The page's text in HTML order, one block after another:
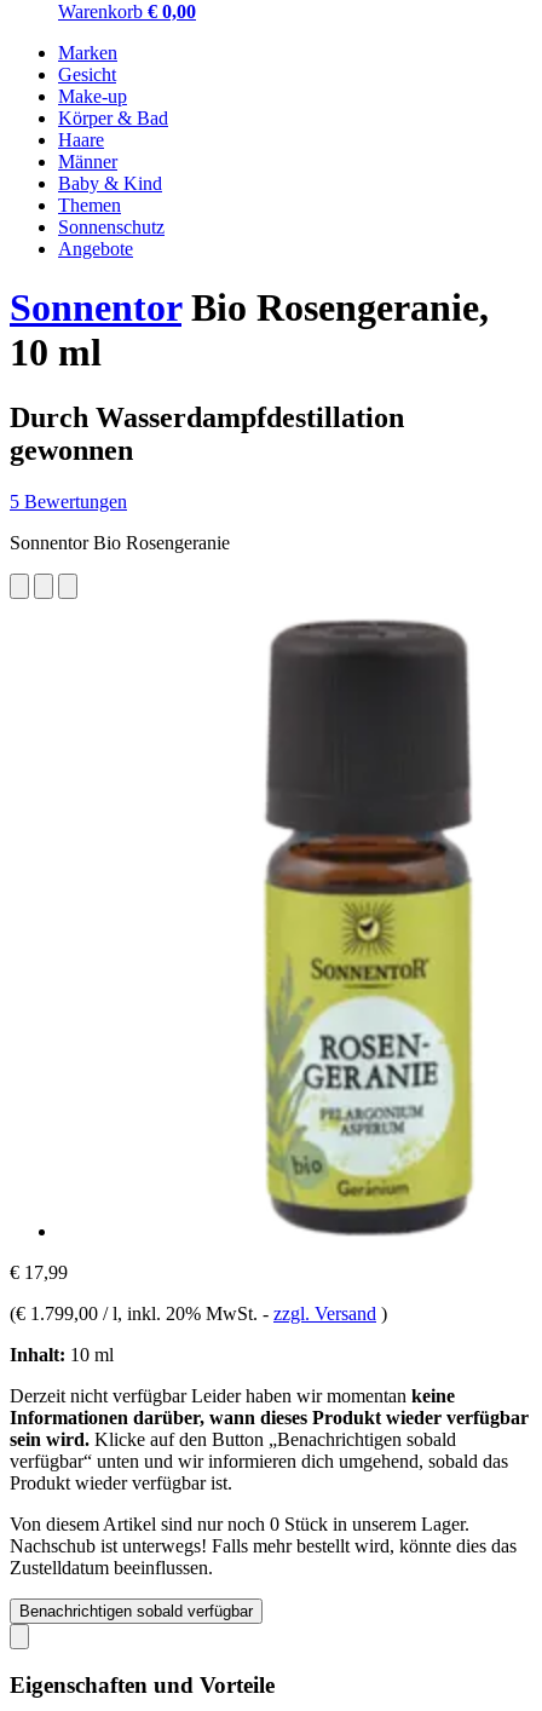
Warenkorb € 0,00
Marken
Gesicht
Make-up
Körper & Bad
Haare
Männer
Baby & Kind
Themen
Sonnenschutz
Angebote
SonnentorBio Rosengeranie,
10 ml
Durch Wasserdampfdestillation
gewonnen
5 Bewertungen
Sonnentor Bio Rosengeranie
€ 17,99
(€ 1.799,00 / l, inkl. 20% MwSt. - zzgl. Versand )
Inhalt: 10 ml
Derzeit nicht verfügbarLeider haben wir momentan keine
Informationen darüber, wann dieses Produkt wieder verfügbar
sein wird. Klicke auf den Button „Benachrichtigen sobald
verfügbar“ unten und wir informieren dich umgehend, sobald das
Produkt wieder verfügbar ist.
Von diesem Artikel sind nur noch 0 Stück in unserem Lager.
Nachschub ist unterwegs! Falls mehr bestellt wird, könnte dies das
Zustelldatum beeinflussen.
Benachrichtigen sobald verfügbar
Eigenschaften und Vorteile